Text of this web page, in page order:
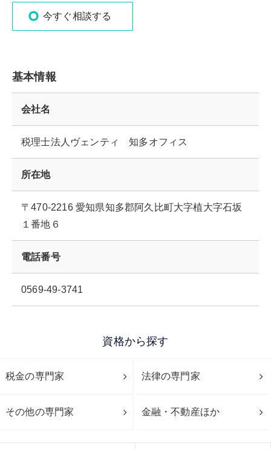
今すぐ相談する
基本情報
会社名
税理士法人ヴェンティ 知多オフィス
所在地
〒470-2216 愛知県知多郡阿久比町大字植大字石坂
１番地６
電話番号
0569-49-3741
資格から探す
税金の専門家 法律の専門家
その他の専門家 金融・不動産ほか